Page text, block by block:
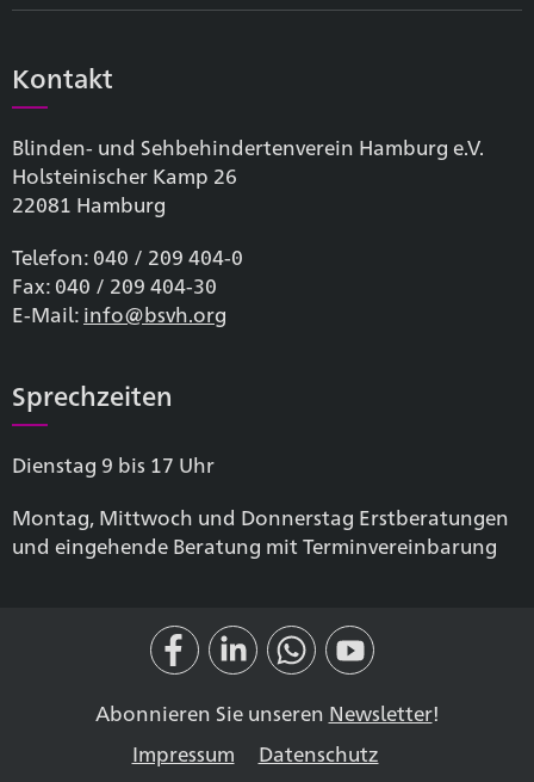
Kontakt
Blinden- und Sehbehinderten­verein Hamburg e.V.
Holsteinischer Kamp 26
22081 Hamburg
Telefon: 040 / 209 404-0
Fax: 040 / 209 404-30
E-Mail: info@bsvh.org
Sprechzeiten
Dienstag 9 bis 17 Uhr
Montag, Mittwoch und Donnerstag Erstberatungen
und eingehende Beratung mit Terminvereinbarung
Abonnieren Sie unseren Newsletter!
Impressum
Datenschutz